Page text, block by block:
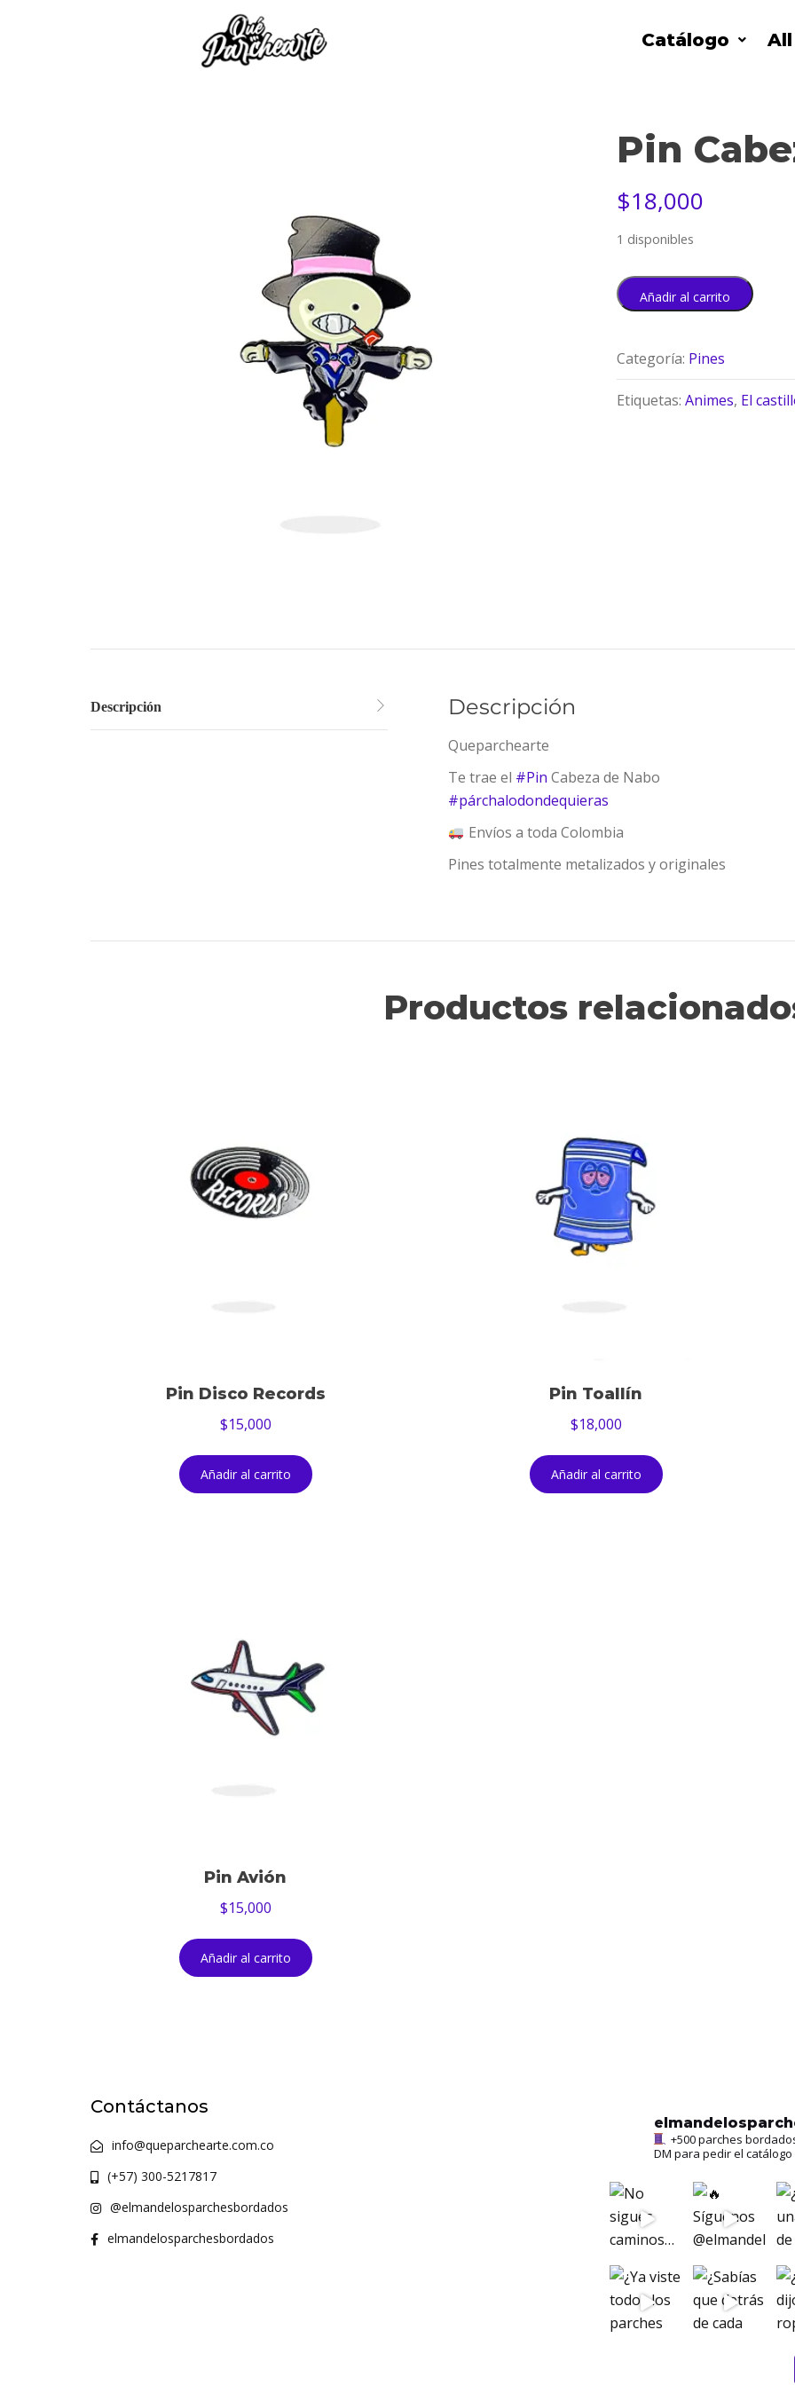
Catálogo
Pin
$18,000
1 disponibles
Añadir al carrito
Categoría: Pines
Etiquetas: Animes, El
Descripción Descripción
Queparchearte
Te trae el #Pin Cabeza de Nabo
#párchalodondequieras
Envíos a toda Colombia
Pines totalmente metalizados y originales
Productos
Pin Disco Records
$15,000
Añadir al carrito
Pin Toallín
$18,000
Añadir al carrito
Pin Avión
$15,000
Añadir al carrito
Contáctanos
info@queparchearte.com.co
(+57) 300-5217817
@elmandelosparchesbordados
elmandelosparchesbordados
+500 parches
DM para pedir el catálogo